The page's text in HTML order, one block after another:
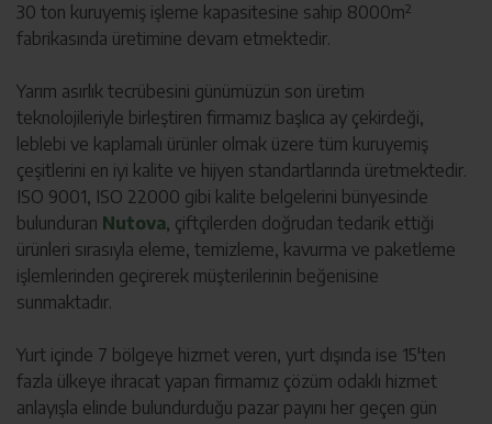
30 ton kuruyemiş işleme kapasitesine sahip 8000m²
fabrikasında üretimine devam etmektedir.
Yarım asırlık tecrübesini günümüzün son üretim
teknolojileriyle birleştiren firmamız başlıca ay çekirdeği,
leblebi ve kaplamalı ürünler olmak üzere tüm kuruyemiş
çeşitlerini en iyi kalite ve hijyen standartlarında üretmektedir.
ISO 9001, ISO 22000 gibi kalite belgelerini bünyesinde
bulunduran Nutova, çiftçilerden doğrudan tedarik ettiği
ürünleri sırasıyla eleme, temizleme, kavurma ve paketleme
işlemlerinden geçirerek müşterilerinin beğenisine
sunmaktadır.
Yurt içinde 7 bölgeye hizmet veren, yurt dışında ise 15'ten
fazla ülkeye ihracat yapan firmamız çözüm odaklı hizmet
anlayışla elinde bulundurduğu pazar payını her geçen gün